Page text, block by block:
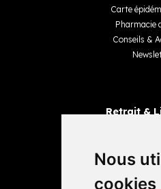
Nous
cookies
Carte
Pharmacie
Conseils &
Retrait &